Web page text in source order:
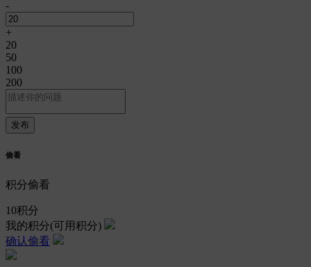
-
+
20
50
100
200
偷看
积分偷看
10积分
我的积分(可用积分)
确认偷看